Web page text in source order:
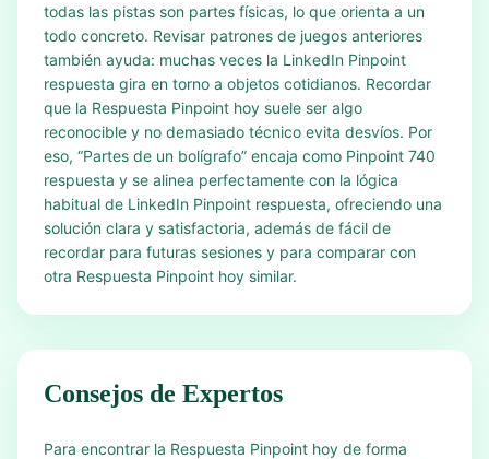
todas las pistas son partes físicas, lo que orienta a un
todo concreto. Revisar patrones de juegos anteriores
también ayuda: muchas veces la LinkedIn Pinpoint
respuesta gira en torno a objetos cotidianos. Recordar
que la Respuesta Pinpoint hoy suele ser algo
reconocible y no demasiado técnico evita desvíos. Por
eso, “Partes de un bolígrafo” encaja como Pinpoint 740
respuesta y se alinea perfectamente con la lógica
habitual de LinkedIn Pinpoint respuesta, ofreciendo una
solución clara y satisfactoria, además de fácil de
recordar para futuras sesiones y para comparar con
otra Respuesta Pinpoint hoy similar.
Consejos de Expertos
Para encontrar la Respuesta Pinpoint hoy de forma